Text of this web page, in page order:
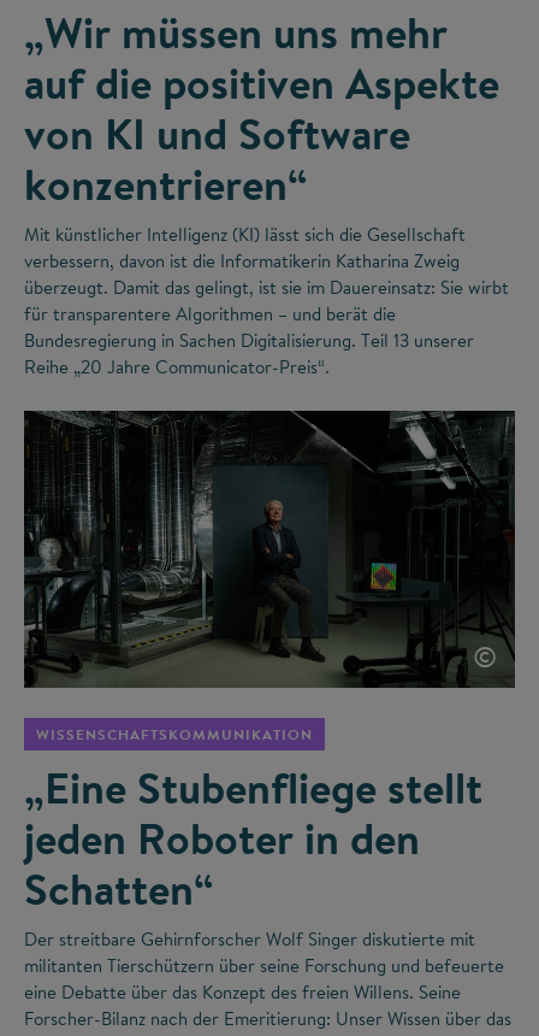
„Wir müssen uns mehr
auf die positiven Aspekte
von KI und Software
konzentrieren“
Mit künstlicher Intelligenz (KI) lässt sich die Gesellschaft
verbessern, davon ist die Informatikerin Katharina Zweig
überzeugt. Damit das gelingt, ist sie im Dauereinsatz: Sie wirbt
für transparentere Algorithmen – und berät die
Bundesregierung in Sachen Digitalisierung. Teil 13 unserer
Reihe „20 Jahre Communicator-Preis“.
©
WISSENSCHAFTSKOMMUNIKATION
„Eine Stubenfliege stellt
jeden Roboter in den
Schatten“
Der streitbare Gehirnforscher Wolf Singer diskutierte mit
militanten Tierschützern über seine Forschung und befeuerte
eine Debatte über das Konzept des freien Willens. Seine
Forscher-Bilanz nach der Emeritierung: Unser Wissen über das